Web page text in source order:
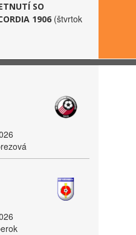
SO
1906 (štvrtok